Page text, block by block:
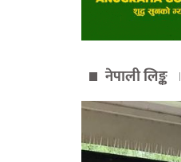
नेपाली लिङ्क